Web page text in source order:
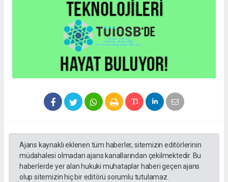
Ajans kaynaklı eklenen tüm haberler, sitemizin editörlerinin
müdahalesi olmadan ajans kanallarından çekilmektedir. Bu
haberlerde yer alan hukuki muhataplar haberi geçen ajans
olup sitemizin hiç bir editörü sorumlu tutulamaz.